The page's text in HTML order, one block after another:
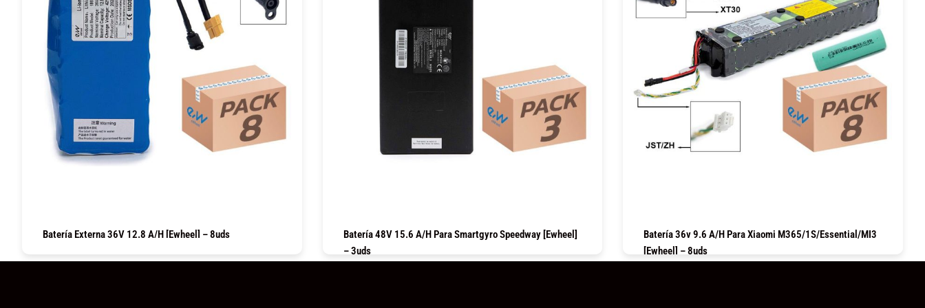
Batería Externa 36V 12.8 A/h [Ewheel] – 8uds
Batería 48V 15.6 A/h Para Smartgyro Speedway [Ewheel]
– 3uds
Batería 36v 9.6 A/h Para Xiaomi M365/1S/Essential/MI3
[Ewheel] – 8uds